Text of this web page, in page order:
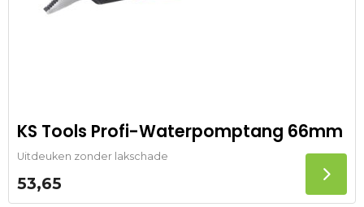
KS Tools Profi-Waterpomptang 66mm
Uitdeuken zonder lakschade
53,65